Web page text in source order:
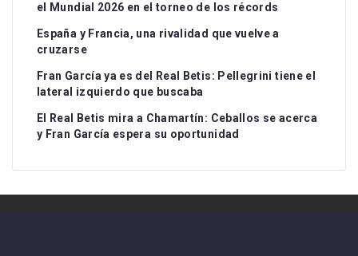
el Mundial 2026 en el torneo de los récords
España y Francia, una rivalidad que vuelve a
cruzarse
Fran García ya es del Real Betis: Pellegrini tiene el
lateral izquierdo que buscaba
El Real Betis mira a Chamartín: Ceballos se acerca
y Fran García espera su oportunidad